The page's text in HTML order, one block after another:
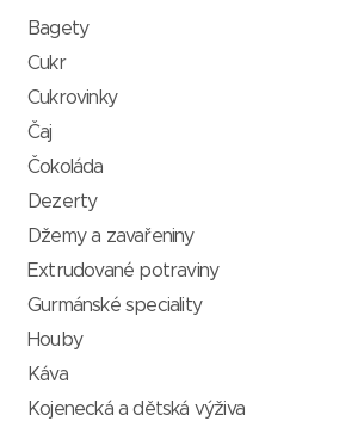
Bagety
Cukr
Cukrovinky
Čaj
Čokoláda
Dezerty
Džemy a zavařeniny
Extrudované potraviny
Gurmánské speciality
Houby
Káva
Kojenecká a dětská výživa